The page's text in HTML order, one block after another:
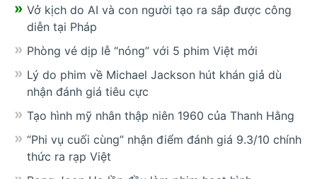
Vở kịch do AI và con người tạo ra sắp được công
diễn tại Pháp
Phòng vé dịp lễ “nóng” với 5 phim Việt mới
Lý do phim về Michael Jackson hút khán giả dù
nhận đánh giá tiêu cực
Tạo hình mỹ nhân thập niên 1960 của Thanh Hằng
“Phi vụ cuối cùng” nhận điểm đánh giá 9.3/10 chính
thức ra rạp Việt